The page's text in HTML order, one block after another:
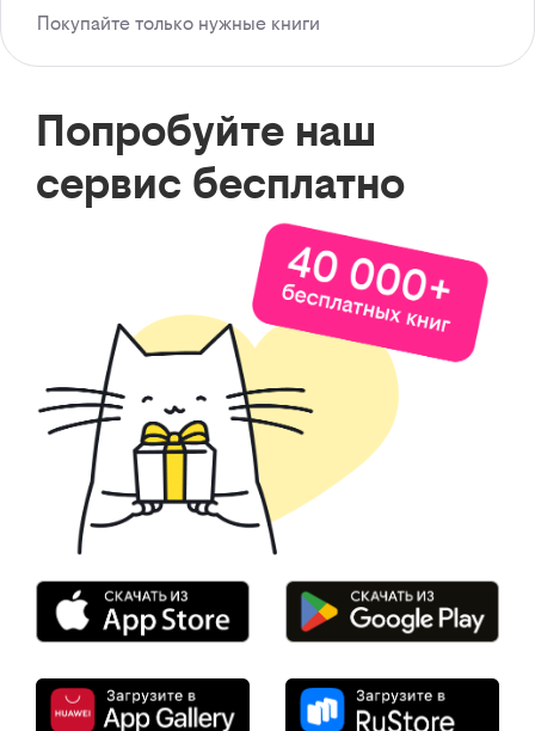
Покупайте только нужные книги
Попробуйте наш
сервис бесплатно